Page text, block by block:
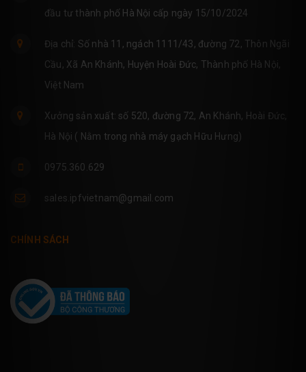
đầu tư thành phố Hà Nội cấp ngày 15/10/2024
Địa chỉ: Số nhà 11, ngách 1111/43, đường 72, Thôn Ngãi
Cầu, Xã An Khánh, Huyện Hoài Đức, Thành phố Hà Nội,
Việt Nam
Xưởng sản xuất: số 520, đường 72, An Khánh, Hoài Đức,
Hà Nội ( Nằm trong nhà máy gạch Hữu Hưng)
0975.360.629
sales.ipfvietnam@gmail.com
CHÍNH SÁCH